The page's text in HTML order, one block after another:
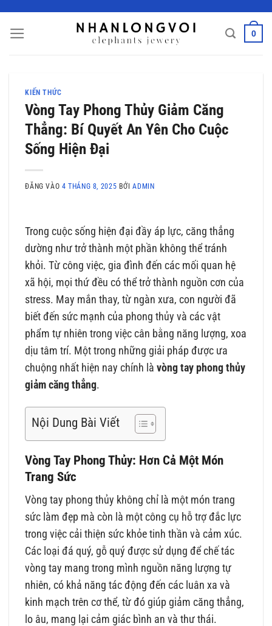
nội
0
KIẾN THỨC
Vòng Tay Phong Thủy Giảm Căng
Thẳng: Bí Quyết An Yên Cho Cuộc
Sống Hiện Đại
ĐĂNG VÀO 4 THÁNG 8, 2025 BỞIADMIN
Trong cuộc sống hiện đại đầy áp lực, căng thẳng
dường như trở thành một phần không thể tránh
khỏi. Từ công việc, gia đình đến các mối quan hệ
xã hội, mọi thứ đều có thể trở thành nguồn cơn của
stress. May mắn thay, từ ngàn xưa, con người đã
biết đến sức mạnh của phong thủy và các vật
phẩm tự nhiên trong việc cân bằng năng lượng, xoa
dịu tâm trí. Một trong những giải pháp được ưa
chuộng nhất hiện nay chính làvòng tay phong thủy
giảm căng thẳng.
Nội Dung Bài Viết
Vòng Tay Phong Thủy: Hơn Cả Một Món
Trang Sức
Vòng tay phong thủy không chỉ là một món trang
sức làm đẹp mà còn là một công cụ hỗ trợ đắc lực
trong việc cải thiện sức khỏe tinh thần và cảm xúc.
Các loại đá quý, gỗ quý được sử dụng để chế tác
vòng tay mang trong mình nguồn năng lượng tự
nhiên, có khả năng tác động đến các luân xa và
kinh mạch trên cơ thể, từ đó giúp giảm căng thẳng,
lo âu, mang lại cảm giác bình an và thư thái.